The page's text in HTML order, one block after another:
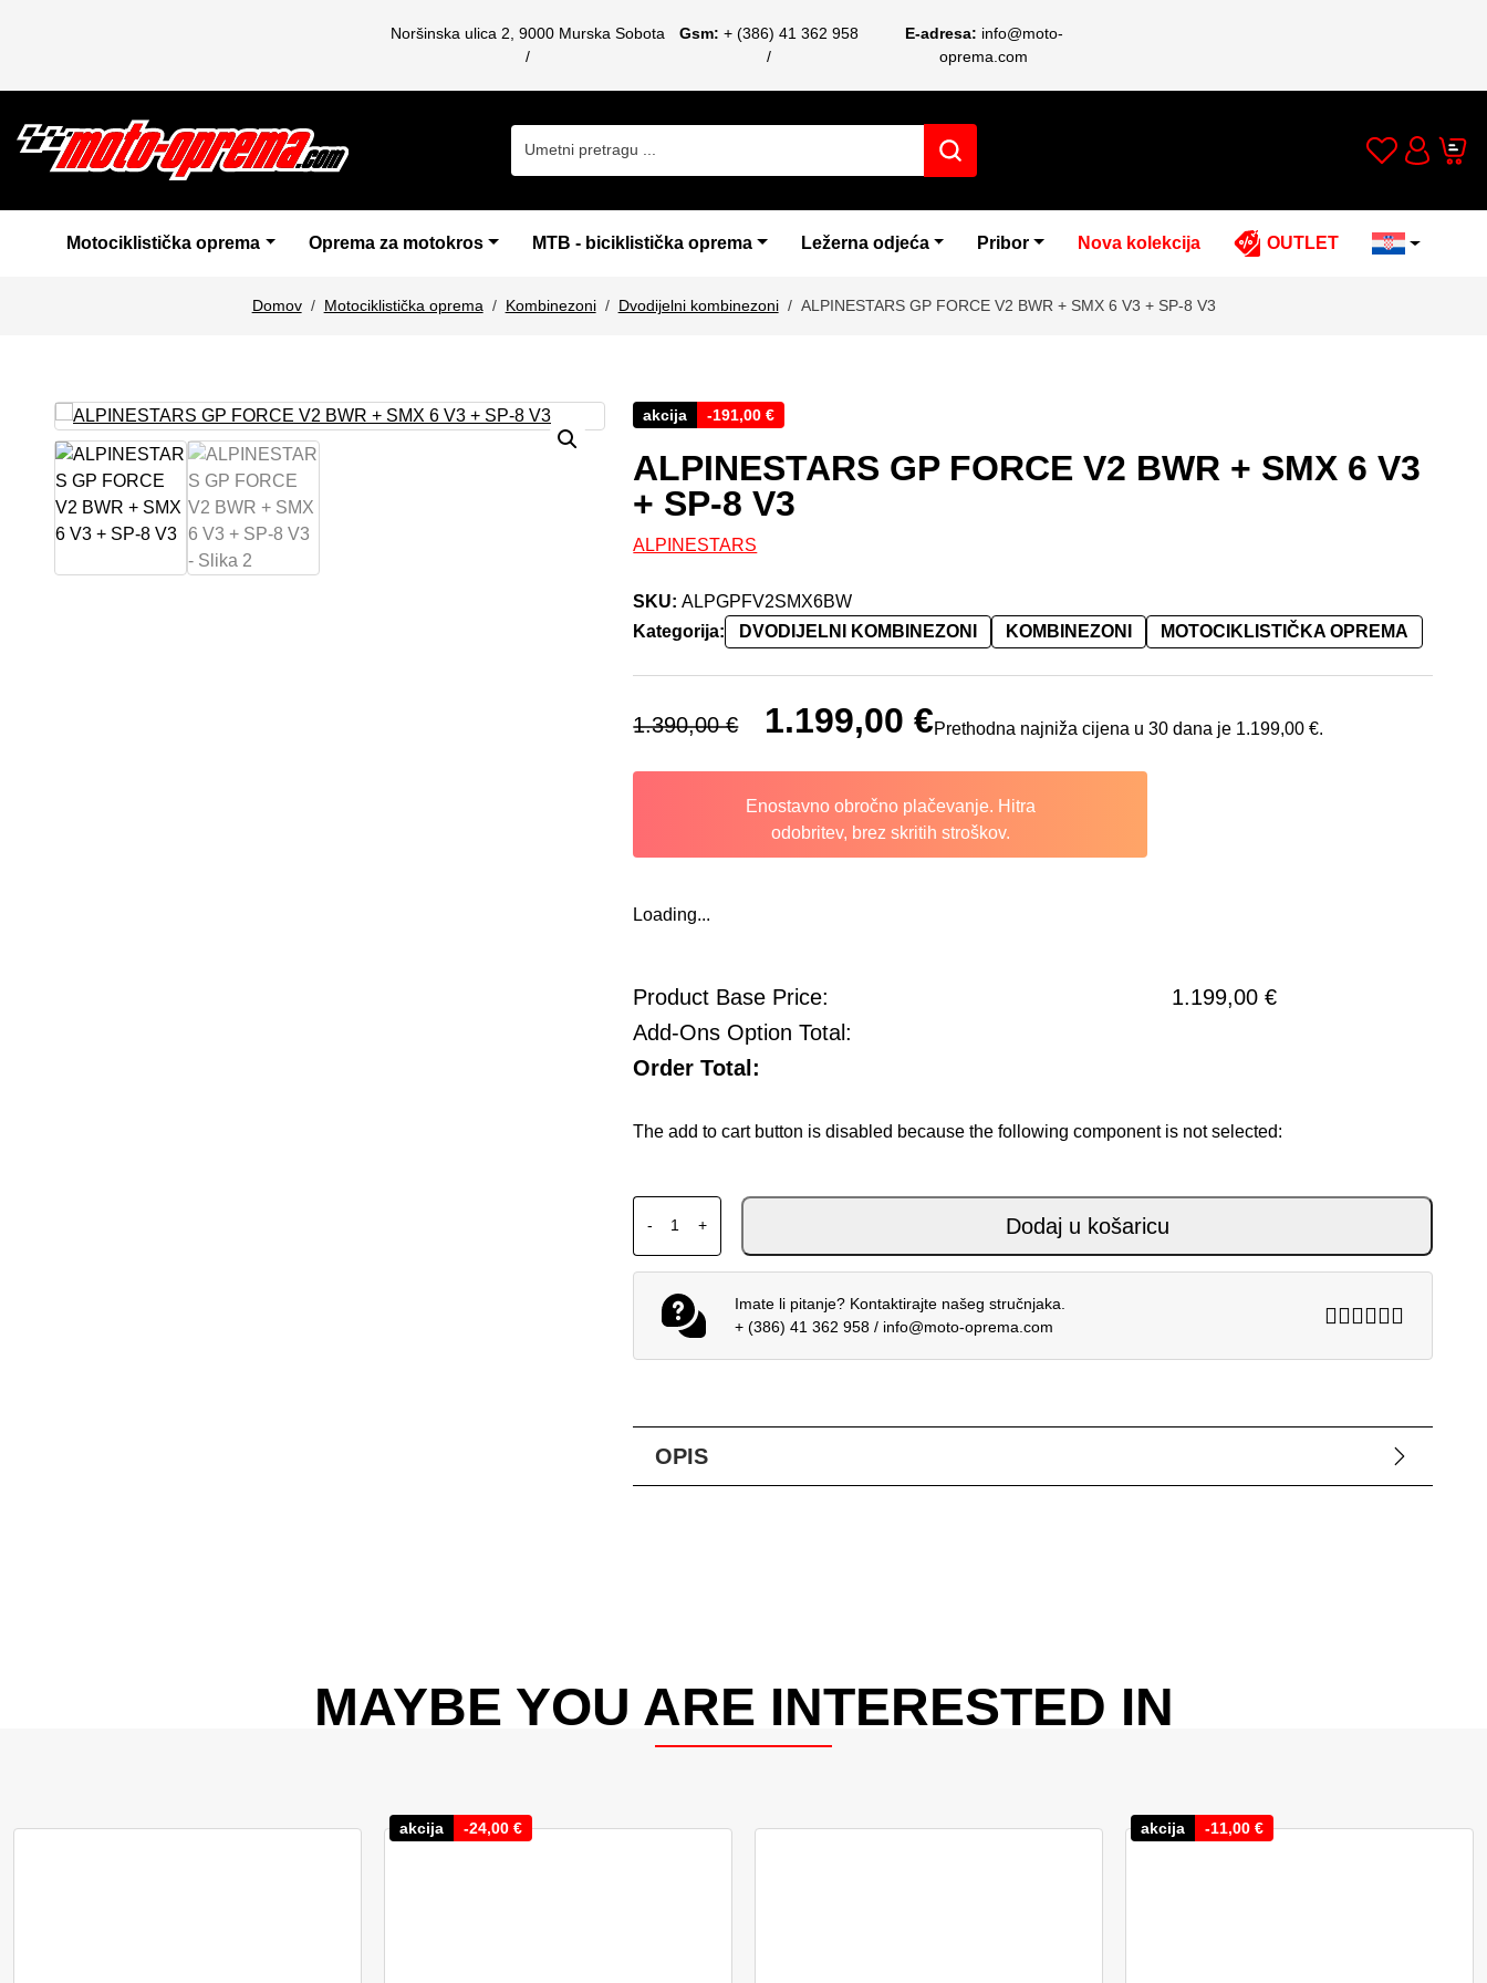
Noršinska ulica 2, 9000 Murska Sobota Gsm: + (386) 41 362 958 E-adresa: info@moto-
oprema.com
Wishlist
Cart
Motociklistička oprema Oprema za motokros MTB - biciklistička oprema Ležerna odjeća Pribor Nova kolekcija OUTLET
Domov Motociklistička oprema Kombinezoni Dvodijelni kombinezoni ALPINESTARS GP FORCE V2 BWR + SMX 6 V3 + SP-8 V3
akcija -191,00€
ALPINESTARS GP FORCE V2 BWR + SMX 6 V3
+ SP-8 V3
ALPINESTARS
SKU:ALPGPFV2SMX6BW
Kategorija:
DVODIJELNI KOMBINEZONI KOMBINEZONI MOTOCIKLISTIČKA OPREMA
1.390,00€
Izvorna cijena bila je: 1.390,00 €.
1.199,00€Prethodna najniža cijena u 30 dana je 1.199,00€.
Enostavno obročno plačevanje. Hitra
odobritev, brez skritih stroškov.
Loading...
Product Base Price: 1.199,00€
Add-Ons Option Total:
Order Total:
The add to cart button is disabled because the following component is not selected:
-
ALPINESTARS GP FORCE V2 BWR + SMX 6 V3 + SP-8 V3 količina
+ Dodaj u košaricu
Imate li pitanje? Kontaktirajte našeg stručnjaka.
+ (386) 41 362 958 / info@moto-oprema.com
OPIS
MAYBE YOU ARE INTERESTED IN
akcija -24,00 € akcija -11,00 €